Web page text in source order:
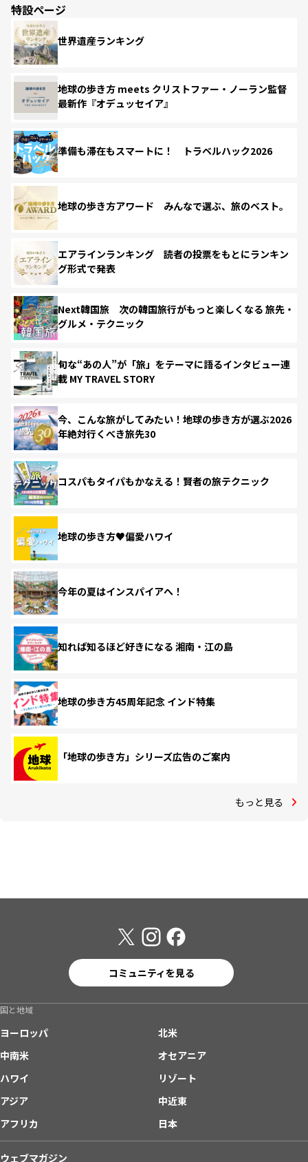
特設ページ
世界遺産ランキング
地球の歩き方 meets クリストファー・ノーラン監督
最新作『オデュッセイア』
準備も滞在もスマートに！ トラベルハック2026
地球の歩き方アワード みんなで選ぶ、旅のベスト。
エアラインランキング 読者の投票をもとにランキン
グ形式で発表
Next韓国旅 次の韓国旅行がもっと楽しくなる 旅先・
グルメ・テクニック
旬な“あの人”が「旅」をテーマに語るインタビュー連
載 MY TRAVEL STORY
今、こんな旅がしてみたい！地球の歩き方が選ぶ2026
年絶対行くべき旅先30
コスパもタイパもかなえる！賢者の旅テクニック
地球の歩き方♥偏愛ハワイ
今年の夏はインスパイアへ！
知れば知るほど好きになる 湘南・江の島
地球の歩き方45周年記念 インド特集
「地球の歩き方」シリーズ広告のご案内
もっと見る
コミュニティを見る
国と地域
ヨーロッパ
北米
中南米
オセアニア
ハワイ
リゾート
アジア
中近東
アフリカ
日本
ウェブマガジン